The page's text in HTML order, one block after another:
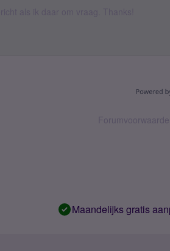
Forumvoorwaarden
Maandelijks gratis